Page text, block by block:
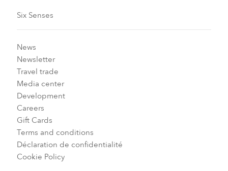
Six Senses
News
Newsletter
Travel trade
Media center
Development
Careers
Gift Cards
Terms and conditions
Déclaration de confidentialité
Cookie Policy